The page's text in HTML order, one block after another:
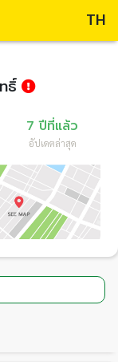
TH
ธิ์
7 ปีที่แล้ว
อัปเดตล่าสุด